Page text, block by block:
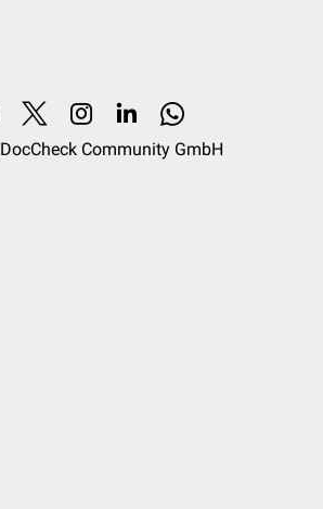
DocCheck Community GmbH